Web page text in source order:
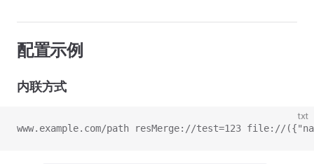
配置示例
内联方式
txt
www.example.com/path resMerge://test=123 file://